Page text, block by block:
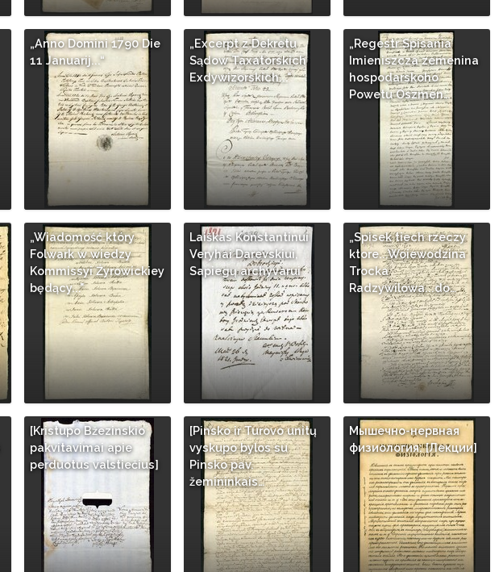
„Anno Domini 1790 Die
11 Januarij...“
„Excerpt z Dekretu
Sądow Taxatorskich
Exdywizorskich..."
„Regestr Spisania
Imieniszcza zemenina
hospodarskoho
Powetu Oszmen…
„Wiadomość który
Folwark w wiedzy
Kommissyi Źyrowickiey
będący..."
Laiškas Konstantinui
Veryhai Darevskiui,
Sapiegų archyvarui
„Spisek tiech rzeczy
ktore...Woiewodzina
Trocka
Radzywilowa...do…
[Kristupo Bžezinskio
pakvitavimai apie
perduotus valstiečius]
[Pinsko ir Turovo unitų
vyskupo bylos su
Pinsko pav.
žemininkais…
Мышечно-нервная
физиология: [Лекции]